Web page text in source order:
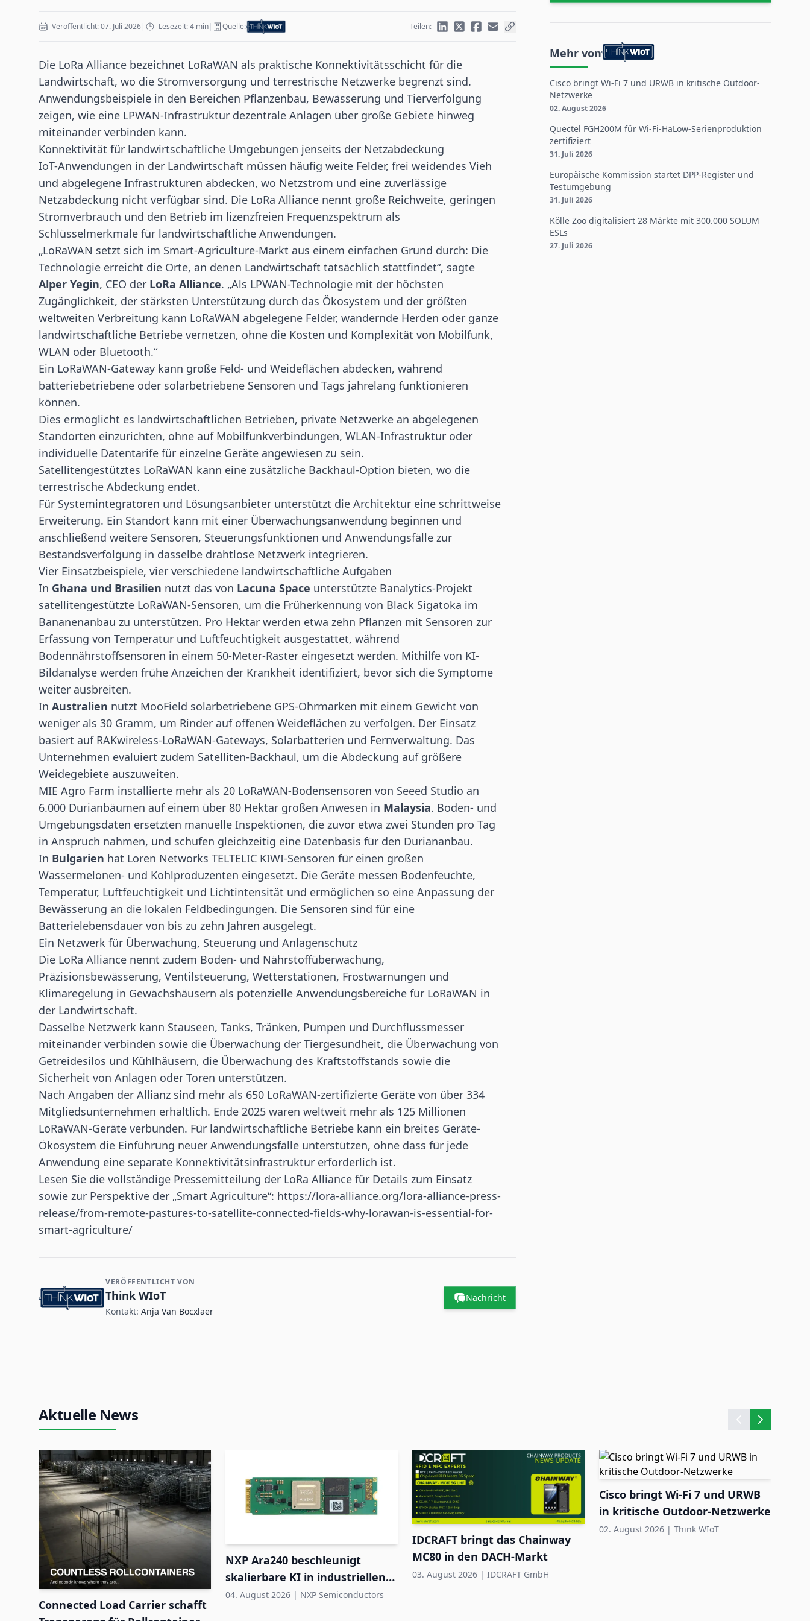
Veröffentlicht: 07. Juli 2026| Lesezeit: 4 min| Quelle: Teilen:
Die LoRa Alliance bezeichnet LoRaWAN als praktische Konnektivitätsschicht für die
Landwirtschaft, wo die Stromversorgung und terrestrische Netzwerke begrenzt sind.
Anwendungsbeispiele in den Bereichen Pflanzenbau, Bewässerung und Tierverfolgung
zeigen, wie eine LPWAN-Infrastruktur dezentrale Anlagen über große Gebiete hinweg
miteinander verbinden kann.
Konnektivität für landwirtschaftliche Umgebungen jenseits der Netzabdeckung
IoT-Anwendungen in der Landwirtschaft müssen häufig weite Felder, frei weidendes Vieh
und abgelegene Infrastrukturen abdecken, wo Netzstrom und eine zuverlässige
Netzabdeckung nicht verfügbar sind. Die LoRa Alliance nennt große Reichweite, geringen
Stromverbrauch und den Betrieb im lizenzfreien Frequenzspektrum als
Schlüsselmerkmale für landwirtschaftliche Anwendungen.
„LoRaWAN setzt sich im Smart-Agriculture-Markt aus einem einfachen Grund durch: Die
Technologie erreicht die Orte, an denen Landwirtschaft tatsächlich stattfindet“, sagte
Alper Yegin, CEO der LoRa Alliance. „Als LPWAN-Technologie mit der höchsten
Zugänglichkeit, der stärksten Unterstützung durch das Ökosystem und der größten
weltweiten Verbreitung kann LoRaWAN abgelegene Felder, wandernde Herden oder ganze
landwirtschaftliche Betriebe vernetzen, ohne die Kosten und Komplexität von Mobilfunk,
WLAN oder Bluetooth.“
Ein LoRaWAN-Gateway kann große Feld- und Weideflächen abdecken, während
batteriebetriebene oder solarbetriebene Sensoren und Tags jahrelang funktionieren
können.
Dies ermöglicht es landwirtschaftlichen Betrieben, private Netzwerke an abgelegenen
Standorten einzurichten, ohne auf Mobilfunkverbindungen, WLAN-Infrastruktur oder
individuelle Datentarife für einzelne Geräte angewiesen zu sein.
Satellitengestütztes LoRaWAN kann eine zusätzliche Backhaul-Option bieten, wo die
terrestrische Abdeckung endet.
Für Systemintegratoren und Lösungsanbieter unterstützt die Architektur eine schrittweise
Erweiterung. Ein Standort kann mit einer Überwachungsanwendung beginnen und
anschließend weitere Sensoren, Steuerungsfunktionen und Anwendungsfälle zur
Bestandsverfolgung in dasselbe drahtlose Netzwerk integrieren.
Vier Einsatzbeispiele, vier verschiedene landwirtschaftliche Aufgaben
In Ghana und Brasilien nutzt das von Lacuna Space unterstützte Banalytics-Projekt
satellitengestützte LoRaWAN-Sensoren, um die Früherkennung von Black Sigatoka im
Bananenanbau zu unterstützen. Pro Hektar werden etwa zehn Pflanzen mit Sensoren zur
Erfassung von Temperatur und Luftfeuchtigkeit ausgestattet, während
Bodennährstoffsensoren in einem 50-Meter-Raster eingesetzt werden. Mithilfe von KI-
Bildanalyse werden frühe Anzeichen der Krankheit identifiziert, bevor sich die Symptome
weiter ausbreiten.
In Australien nutzt MooField solarbetriebene GPS-Ohrmarken mit einem Gewicht von
weniger als 30 Gramm, um Rinder auf offenen Weideflächen zu verfolgen. Der Einsatz
basiert auf RAKwireless-LoRaWAN-Gateways, Solarbatterien und Fernverwaltung. Das
Unternehmen evaluiert zudem Satelliten-Backhaul, um die Abdeckung auf größere
Weidegebiete auszuweiten.
MIE Agro Farm installierte mehr als 20 LoRaWAN-Bodensensoren von Seeed Studio an
6.000 Durianbäumen auf einem über 80 Hektar großen Anwesen in Malaysia. Boden- und
Umgebungsdaten ersetzten manuelle Inspektionen, die zuvor etwa zwei Stunden pro Tag
in Anspruch nahmen, und schufen gleichzeitig eine Datenbasis für den Duriananbau.
In Bulgarien hat Loren Networks TELTELIC KIWI-Sensoren für einen großen
Wassermelonen- und Kohlproduzenten eingesetzt. Die Geräte messen Bodenfeuchte,
Temperatur, Luftfeuchtigkeit und Lichtintensität und ermöglichen so eine Anpassung der
Bewässerung an die lokalen Feldbedingungen. Die Sensoren sind für eine
Batterielebensdauer von bis zu zehn Jahren ausgelegt.
Ein Netzwerk für Überwachung, Steuerung und Anlagenschutz
Die LoRa Alliance nennt zudem Boden- und Nährstoffüberwachung,
Präzisionsbewässerung, Ventilsteuerung, Wetterstationen, Frostwarnungen und
Klimaregelung in Gewächshäusern als potenzielle Anwendungsbereiche für LoRaWAN in
der Landwirtschaft.
Dasselbe Netzwerk kann Stauseen, Tanks, Tränken, Pumpen und Durchflussmesser
miteinander verbinden sowie die Überwachung der Tiergesundheit, die Überwachung von
Getreidesilos und Kühlhäusern, die Überwachung des Kraftstoffstands sowie die
Sicherheit von Anlagen oder Toren unterstützen.
Nach Angaben der Allianz sind mehr als 650 LoRaWAN-zertifizierte Geräte von über 334
Mitgliedsunternehmen erhältlich. Ende 2025 waren weltweit mehr als 125 Millionen
LoRaWAN-Geräte verbunden. Für landwirtschaftliche Betriebe kann ein breites Geräte-
Ökosystem die Einführung neuer Anwendungsfälle unterstützen, ohne dass für jede
Anwendung eine separate Konnektivitätsinfrastruktur erforderlich ist.
Lesen Sie die vollständige Pressemitteilung der LoRa Alliance für Details zum Einsatz
sowie zur Perspektive der „Smart Agriculture“: https://lora-alliance.org/lora-alliance-press-
release/from-remote-pastures-to-satellite-connected-fields-why-lorawan-is-essential-for-
smart-agriculture/
Kontakt- und Firmeninformationen
VERÖFFENTLICHT VON
Think WIoT
Kontakt:Anja Van Bocxlaer
Nachricht
Mehr von
Cisco bringt Wi-Fi 7 und URWB in kritische Outdoor-
Netzwerke
02. August 2026
Quectel FGH200M für Wi-Fi-HaLow-Serienproduktion
zertifiziert
31. Juli 2026
Europäische Kommission startet DPP-Register und
Testumgebung
31. Juli 2026
Kölle Zoo digitalisiert 28 Märkte mit 300.000 SOLUM
ESLs
27. Juli 2026
Aktuelle News
Connected Load Carrier schafft
NXP Ara240 beschleunigt
skalierbare KI in industriellen
Edge-Systemen
04. August 2026 | NXP Semiconductors
IDCRAFT bringt das Chainway
MC80 in den DACH-Markt
03. August 2026 | IDCRAFT GmbH
Cisco bringt Wi-Fi 7 und URWB
in kritische Outdoor-Netzwerke
02. August 2026 | Think WIoT